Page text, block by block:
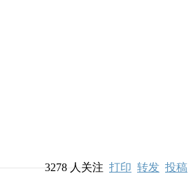
3278人关注 打印 转发 投稿